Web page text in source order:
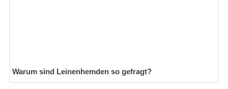
Warum sind Leinenhemden so gefragt?